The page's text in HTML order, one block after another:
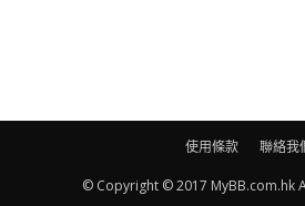
使用條款 聯絡我
© Copyright © 2017 MyBB.com.hk